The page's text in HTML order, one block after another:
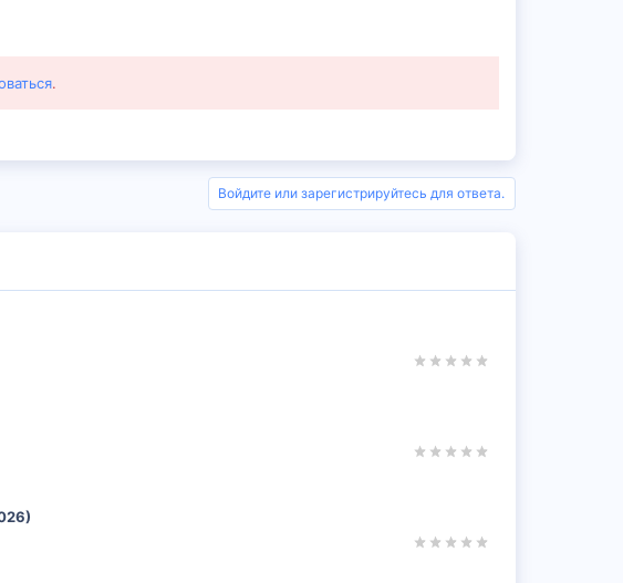
.
Войдите или зарегистрируйтесь для ответа.